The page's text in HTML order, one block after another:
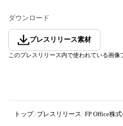
ダウンロード
プレスリリース素材
このプレスリリース内で使われている画
トップ プレスリリース FP Office株